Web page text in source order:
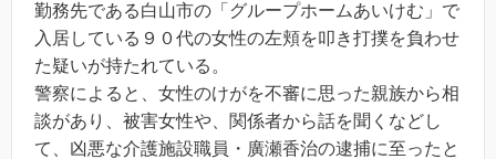
勤務先である白山市の「グループホームあいけむ」で
入居している９０代の女性の左頬を叩き打撲を負わせ
た疑いが持たれている。
警察によると、女性のけがを不審に思った親族から相
談があり、被害女性や、関係者から話を聞くなどし
て、凶悪な介護施設職員・廣瀬香治の逮捕に至ったと